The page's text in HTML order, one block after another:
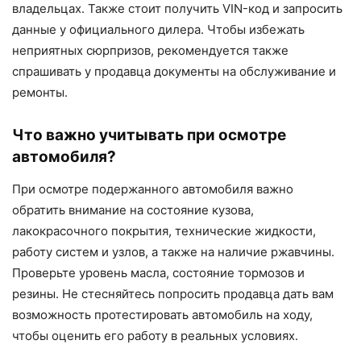
владельцах. Также стоит получить VIN-код и запросить
данные у официального дилера. Чтобы избежать
неприятных сюрпризов, рекомендуется также
спрашивать у продавца документы на обслуживание и
ремонты.
Что важно учитывать при осмотре
автомобиля?
При осмотре подержанного автомобиля важно
обратить внимание на состояние кузова,
лакокрасочного покрытия, технические жидкости,
работу систем и узлов, а также на наличие ржавчины.
Проверьте уровень масла, состояние тормозов и
резины. Не стесняйтесь попросить продавца дать вам
возможность протестировать автомобиль на ходу,
чтобы оценить его работу в реальных условиях.